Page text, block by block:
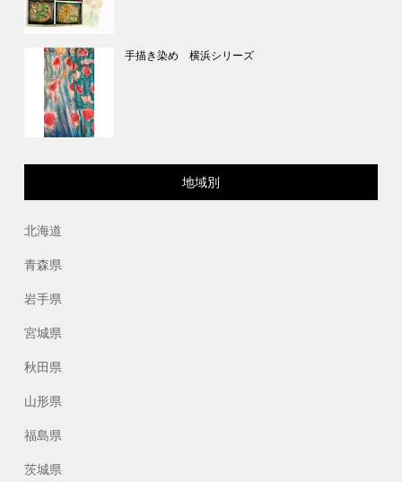
手描き染め 横浜シリーズ
地域別
北海道
青森県
岩手県
宮城県
秋田県
山形県
福島県
茨城県